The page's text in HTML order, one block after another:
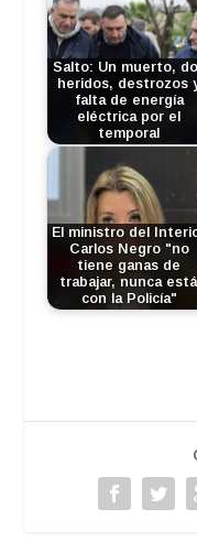
Salto: Un muerto,
heridos, destrozos
falta de energía
eléctrica por el
temporal
El ministro del
Carlos Negro "no
tiene ganas de
trabajar, nunca está
con la Policía"